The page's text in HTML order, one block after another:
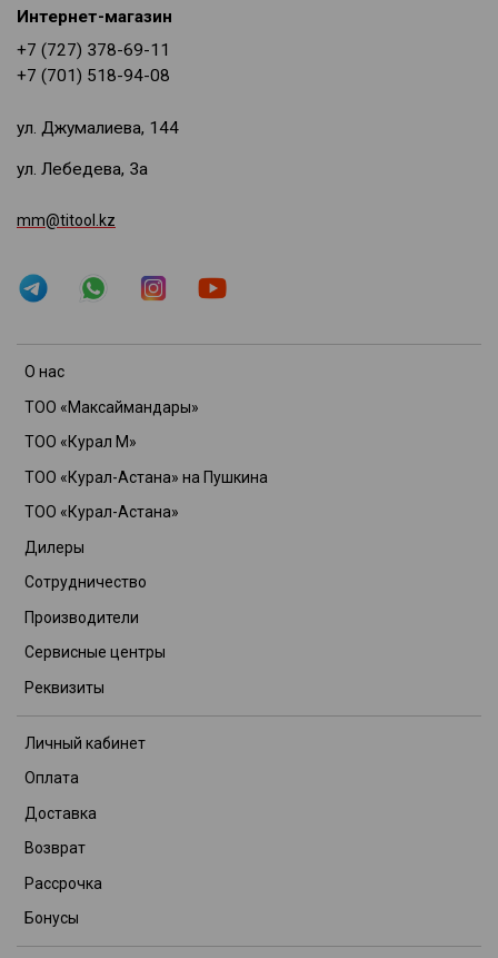
О нас
ТОО «Максаймандары»
ТОО «Курал М»
ТОО «Курал-Астана» на Пушкина
ТОО «Курал-Астана»
Дилеры
Сотрудничество
Производители
Сервисные центры
Реквизиты
Личный кабинет
Оплата
Доставка
Возврат
Рассрочка
Бонусы
Интернет-магазин
+7 (727) 378-69-11
+7 (701) 518-94-08
ул. Джумалиева, 144
ул. Лебедева, 3а
mm@titool.kz